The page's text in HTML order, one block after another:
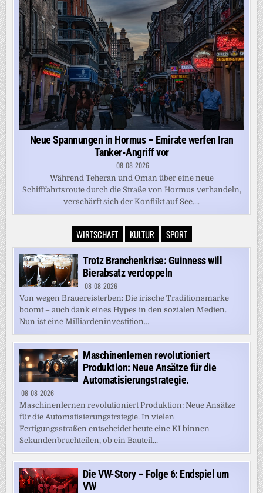
Neue Spannungen in Hormus – Emirate werfen Iran
Tanker-Angriff vor
08-08-2026
Während Teheran und Oman über eine neue
Schifffahrtsroute durch die Straße von Hormus verhandeln,
verschärft sich der Konflikt auf See....
WIRTSCHAFT KULTUR SPORT
Trotz Branchenkrise: Guinness will
Bierabsatz verdoppeln
08-08-2026
Von wegen Brauereisterben: Die irische Traditionsmarke
boomt – auch dank eines Hypes in den sozialen Medien.
Nun ist eine Milliardeninvestition...
Maschinenlernen revolutioniert
Produktion: Neue Ansätze für die
Automatisierungstrategie.
08-08-2026
Maschinenlernen revolutioniert Produktion: Neue Ansätze
für die Automatisierungstrategie. In vielen
Fertigungsstraßen entscheidet heute eine KI binnen
Sekundenbruchteilen, ob ein Bauteil...
Die VW-Story – Folge 6: Endspiel um
VW